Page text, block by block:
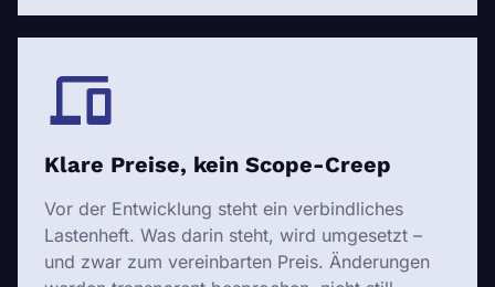
Klare Preise, kein Scope-Creep
Vor der Entwicklung steht ein verbindliches
Lastenheft. Was darin steht, wird umgesetzt –
und zwar zum vereinbarten Preis. Änderungen